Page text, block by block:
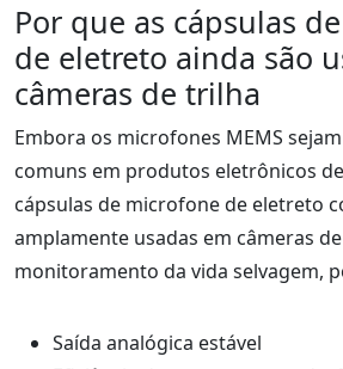
Por que as cápsulas
de eletreto ainda são
câmeras de trilha
Embora os microfones MEMS
comuns em produtos eletrônicos
cápsulas de microfone de eletreto
amplamente usadas em câmeras
monitoramento da vida selvagem,
Saída analógica estável